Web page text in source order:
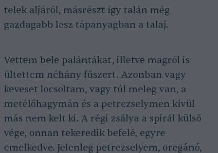
telek aljáról, másrészt így talán még
gazdagabb lesz tápanyagban a talaj.
Vettem bele palántákat, illetve magról is
ültettem néhány fűszert. Azonban vagy
keveset locsoltam, vagy túl meleg van, a
metélőhagymán és a petrezselymen kívül
más nem kelt ki. A régi zsálya a spirál külső
vége, onnan tekeredik befelé, egyre
emelkedve. Jelenleg petrezselyem, oregánó,